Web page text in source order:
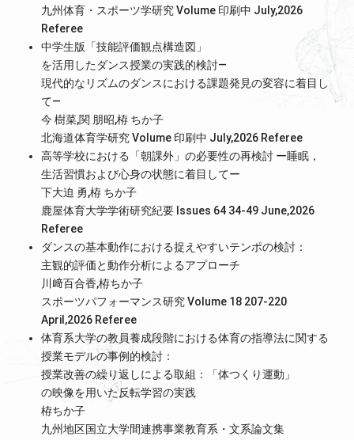
九州体育・スポーツ学研究 Volume 印刷中 July,2026
Referee
中学生版「技能評価観点構造図」
を活用したダンス授業の実践的検討―
現代的なリズムのダンスにおける課題発見の変容に着目し
て―
今 樹菜,関 朋昭,栫 ちか子
北海道体育学研究 Volume 印刷中 July,2026 Referee
高等学校における「朝課外」の必要性の再検討 ー睡眠，
生活習慣および心身の状態に着目してー
下大迫 勇,栫 ちか子
鹿屋体育大学学術研究紀要 Issues 64 34-49 June,2026
Referee
ダンスの基本動作における捉えやすいテンポの検討：
主観的評価と動作分析によるアプローチ
川﨑百合香,栫ちか子
スポーツパフォーマンス研究 Volume 18 207-220
April,2026 Referee
体育系大学の教員養成段階における体育の指導法に関する
授業モデルの事例的検討：
授業改善の繰り返しによる取組：「体つくり運動」
の映像を用いた反転学習の実践
栫ちか子
九州地区国立大学間連携事業教育系・文系論文集